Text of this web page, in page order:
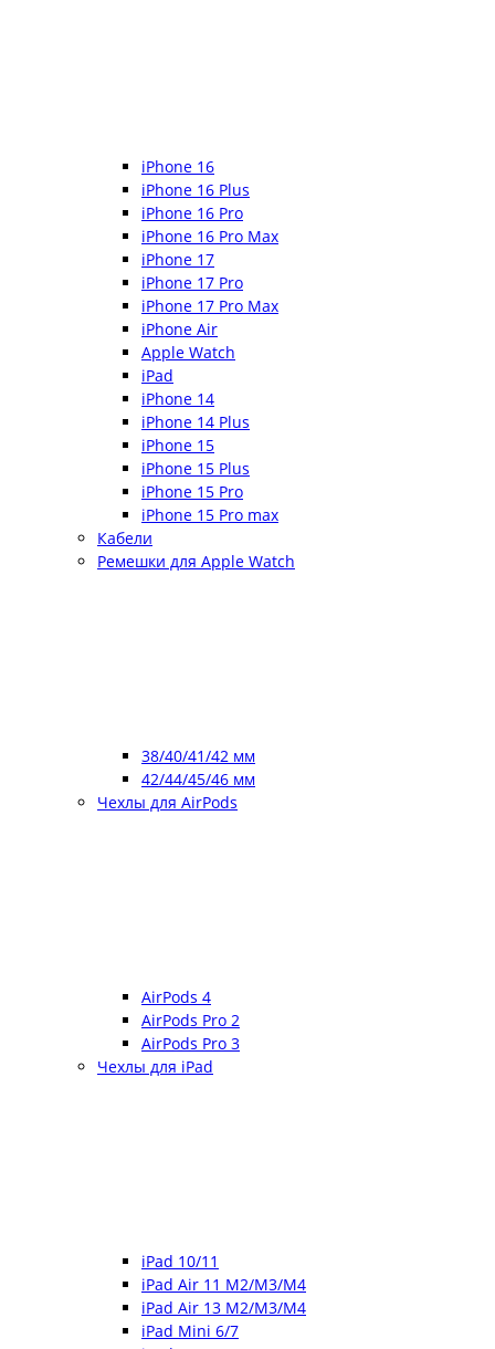
iPhone 16
iPhone 16 Plus
iPhone 16 Pro
iPhone 16 Pro Max
iPhone 17
iPhone 17 Pro
iPhone 17 Pro Max
iPhone Air
Apple Watch
iPad
iPhone 14
iPhone 14 Plus
iPhone 15
iPhone 15 Plus
iPhone 15 Pro
iPhone 15 Pro max
Кабели
Ремешки для Apple Watch
38/40/41/42 мм
42/44/45/46 мм
Чехлы для AirPods
AirPods 4
AirPods Pro 2
AirPods Pro 3
Чехлы для iPad
iPad 10/11
iPad Air 11 M2/M3/M4
iPad Air 13 M2/M3/M4
iPad Mini 6/7